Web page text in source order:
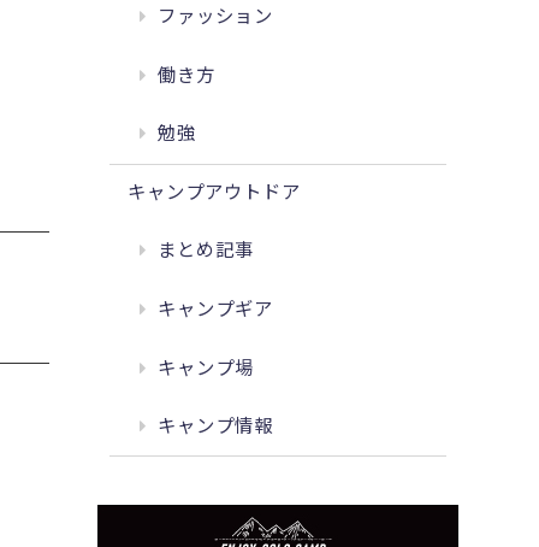
ファッション
働き方
勉強
キャンプアウトドア
まとめ記事
キャンプギア
キャンプ場
キャンプ情報